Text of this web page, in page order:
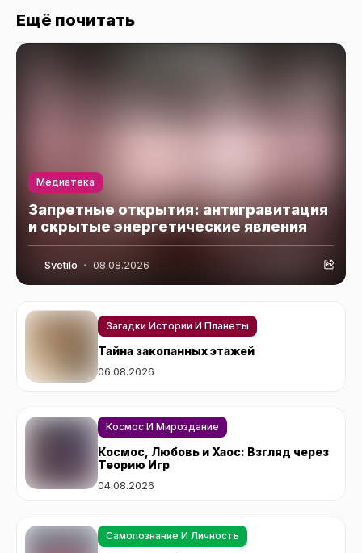
Ещё почитать
Медиатека
Запретные открытия: антигравитация
и скрытые энергетические явления
Svetilo 08.08.2026
Загадки Истории И Планеты
Тайна закопанных этажей
06.08.2026
Космос И Мироздание
Космос, Любовь и Хаос: Взгляд через
Теорию Игр
04.08.2026
Самопознание И Личность